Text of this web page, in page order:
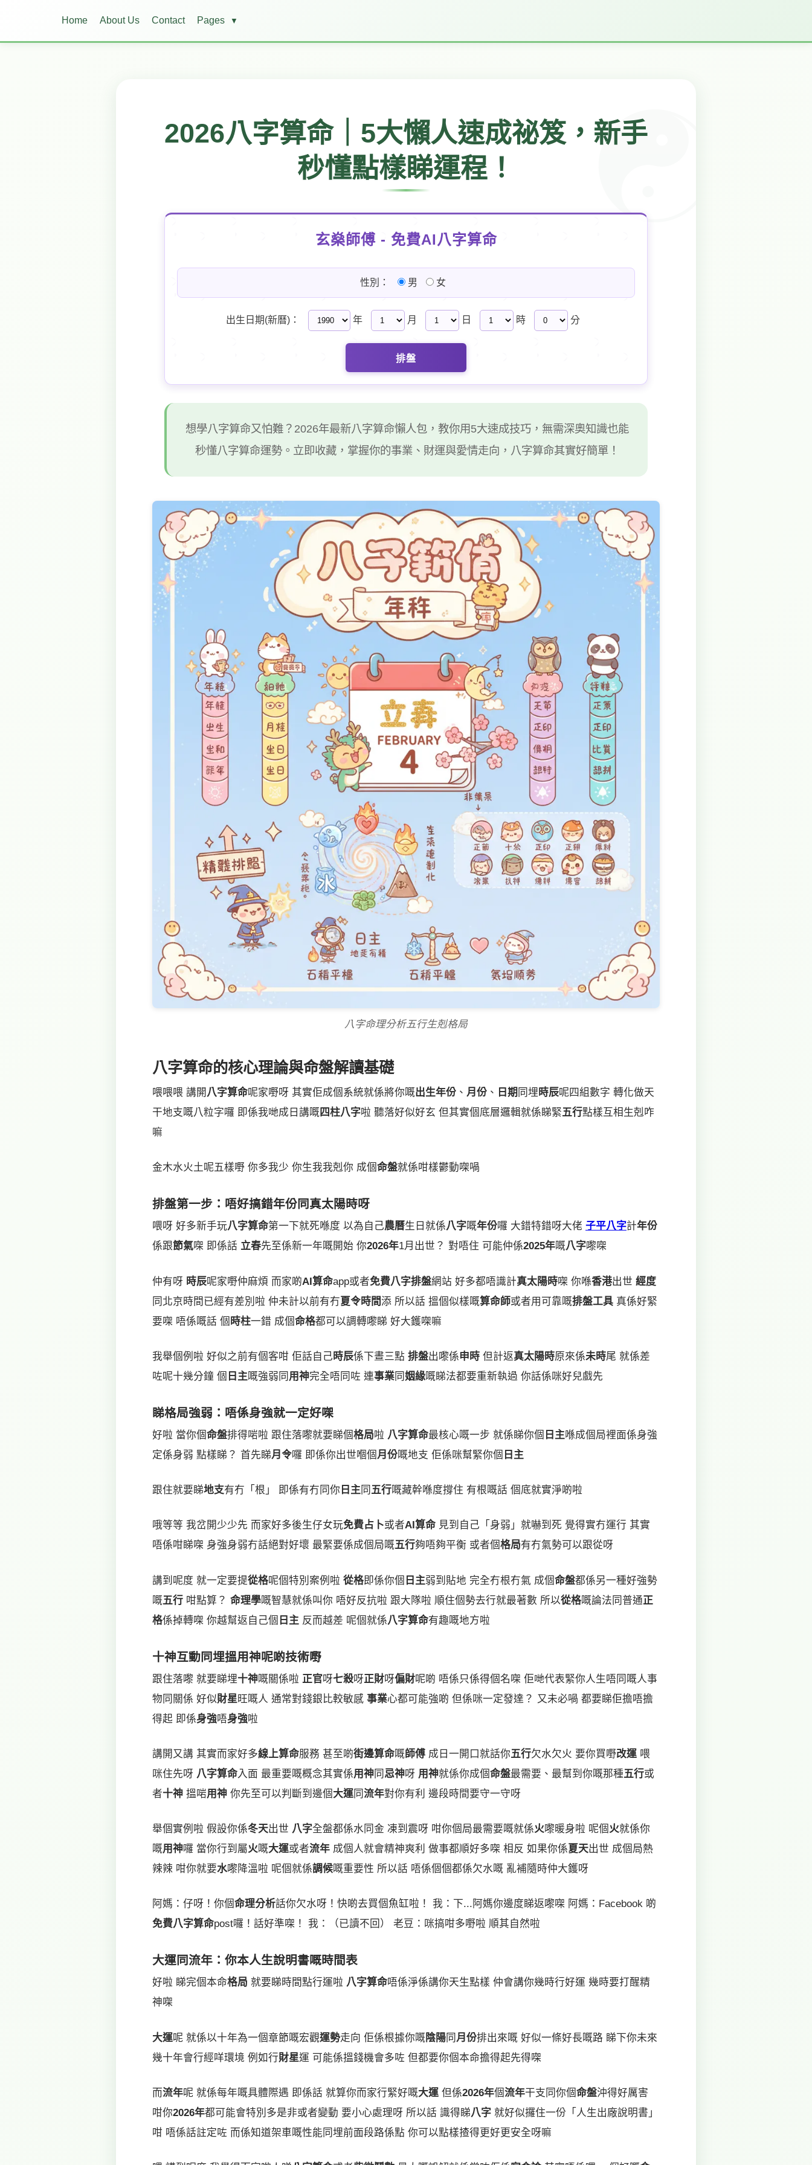
Home About Us Contact Pages ▼
2026八字算命｜5大懶人速成祕笈，新手
秒懂點樣睇運程！
玄燊師傅 - 免費AI八字算命
性別： 男 女
出生日期(新曆)： 年 月 日 時 分
排盤
想學八字算命又怕難？2026年最新八字算命懶人包，教你用5大速成技巧，無需深奧知識也能
秒懂八字算命運勢。立即收藏，掌握你的事業、財運與愛情走向，八字算命其實好簡單！
八字命理分析五行生剋格局
八字算命的核心理論與命盤解讀基礎
喂喂喂 講開八字算命呢家嘢呀 其實佢成個系統就係將你嘅出生年份 、 月份 、 日期 同埋 時辰呢四組數字 轉化做天
干地支嘅八粒字囉 即係我哋成日講嘅四柱八字啦 聽落好似好玄 但其實個底層邏輯就係睇緊五行點樣互相生剋咋
嘛
金木水火土呢五樣嘢 你多我少 你生我我剋你 成個命盤就係咁樣鬱動㗎喎
排盤第一步：唔好搞錯年份同真太陽時呀
喂呀 好多新手玩八字算命第一下就死喺度 以為自己農曆生日就係八字嘅年份囉 大錯特錯呀大佬 子平八字計年份
係跟節氣㗎 即係話 立春先至係新一年嘅開始 你2026年1月出世？ 對唔住 可能仲係2025年嘅八字嚟㗎
仲有呀 時辰呢家嘢仲麻煩 而家啲AI算命app或者免費八字排盤網站 好多都唔識計真太陽時㗎 你喺香港出世 經度
同北京時間已經有差別啦 仲未計以前有冇夏令時間 添 所以話 搵個似樣嘅算命師或者用可靠嘅排盤工具 真係好緊
要㗎 唔係嘅話 個 時柱一錯 成個命格都可以調轉嚟睇 好大鑊㗎嘛
我舉個例啦 好似之前有個客咁 佢話自己 時辰係下晝三點 排盤出嚟係申時 但計返真太陽時原來係未時尾 就係差
咗呢十幾分鐘 個 日主嘅強弱同 用神完全唔同咗 連事業同姻緣嘅睇法都要重新執過 你話係咪好兒戲先
睇格局強弱：唔係身強就一定好㗎
好啦 當你個命盤排得啱啦 跟住落嚟就要睇個格局啦 八字算命最核心嘅一步 就係睇你個 日主喺成個局裡面係身強
定係身弱 點樣睇？ 首先睇月令囉 即係你出世嗰個月份嘅地支 佢係咪幫緊你個 日主
跟住就要睇地支有冇「根」 即係有冇同你 日主同 五行嘅藏幹喺度撐住 有根嘅話 個底就實淨啲啦
哦等等 我岔開少少先 而家好多後生仔女玩免費占卜或者AI算命 見到自己「身弱」就嚇到死 覺得實冇運行 其實
唔係咁睇㗎 身強身弱冇話絕對好壞 最緊要係成個局嘅五行夠唔夠平衡 或者個格局有冇氣勢可以跟從呀
講到呢度 就一定要提從格呢個特別案例啦 從格即係你個 日主弱到貼地 完全冇根冇氣 成個命盤都係另一種好強勢
嘅五行 咁點算？ 命理學嘅智慧就係叫你 唔好反抗啦 跟大隊啦 順住個勢去行就最著數 所以從格嘅論法同普通正
格係掉轉㗎 你越幫返自己個 日主 反而越差 呢個就係八字算命有趣嘅地方啦
十神互動同埋搵用神呢啲技術嘢
跟住落嚟 就要睇埋十神嘅關係啦 正官呀七殺呀正財呀偏財呢啲 唔係只係得個名㗎 佢哋代表緊你人生唔同嘅人事
物同關係 好似財星旺嘅人 通常對錢銀比較敏感 事業心都可能強啲 但係咪一定發達？ 又未必喎 都要睇佢擔唔擔
得起 即係身強唔身強啦
講開又講 其實而家好多線上算命服務 甚至啲街邊算命嘅師傅 成日一開口就話你五行欠水欠火 要你買嘢改運喂
咪住先呀 八字算命入面 最重要嘅概念其實係用神同 忌神呀 用神就係你成個命盤最需要、最幫到你嘅那種五行或
者十神 搵啱用神 你先至可以判斷到邊個 大運同流年對你有利 邊段時間要守一守呀
舉個實例啦 假設你係冬天出世 八字全盤都係水同金 凍到震呀 咁你個局最需要嘅就係火嚟暖身啦 呢個火就係你
嘅用神囉 當你行到屬火嘅大運或者流年 成個人就會精神爽利 做事都順好多㗎 相反 如果你係夏天出世 成個局熱
辣辣 咁你就要水嚟降溫啦 呢個就係調候嘅重要性 所以話 唔係個個都係欠水嘅 亂補隨時仲大鑊呀
阿媽：仔呀！你個命理分析話你欠水呀！快啲去買個魚缸啦！ 我：下...阿媽你邊度睇返嚟㗎 阿媽：Facebook 啲
免費八字算命post囉！話好準㗎！ 我：（已讀不回） 老豆：咪搞咁多嘢啦 順其自然啦
大運同流年 ：你本人生說明書嘅時間表
好啦 睇完個本命格局 就要睇時間點行運啦 八字算命唔係淨係講你天生點樣 仲會講你幾時行好運 幾時要打醒精
神㗎
大運呢 就係以十年為一個章節嘅宏觀運勢走向 佢係根據你嘅 陰陽同 月份排出來嘅 好似一條好長嘅路 睇下你未來
幾十年會行經咩環境 例如行財星運 可能係搵錢機會多咗 但都要你個本命擔得起先得㗎
而流年呢 就係每年嘅具體際遇 即係話 就算你而家行緊好嘅大運但係2026年個流年干支同你個命盤沖得好厲害
咁你2026年都可能會特別多是非或者變動 要小心處理呀 所以話 識得睇八字 就好似攞住一份「人生出廠說明書」
咁 唔係話註定咗 而係知道架車嘅性能同埋前面段路係點 你可以點樣揸得更好更安全呀嘛